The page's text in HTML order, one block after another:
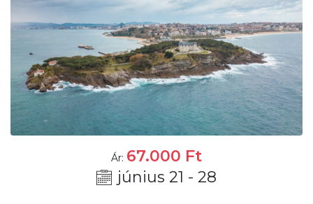
Ár: 67.000 Ft
június 21 - 28